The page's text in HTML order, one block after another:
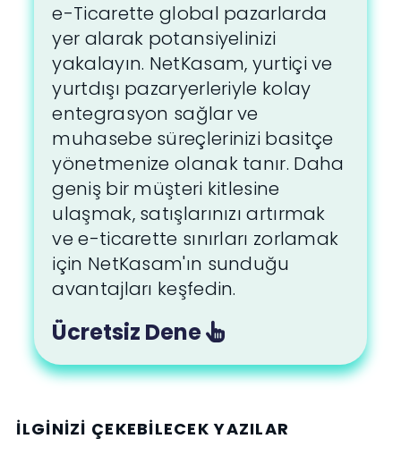
e-Ticarette global pazarlarda
yer alarak potansiyelinizi
yakalayın. NetKasam, yurtiçi ve
yurtdışı pazaryerleriyle kolay
entegrasyon sağlar ve
muhasebe süreçlerinizi basitçe
yönetmenize olanak tanır. Daha
geniş bir müşteri kitlesine
ulaşmak, satışlarınızı artırmak
ve e-ticarette sınırları zorlamak
için NetKasam'ın sunduğu
avantajları keşfedin.
Ücretsiz Dene
İLGINIZI ÇEKEBILECEK YAZILAR